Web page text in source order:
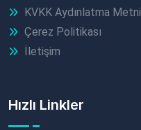
KVKK Aydınlatma Metni
Çerez Politikası
İletişim
Hızlı Linkler